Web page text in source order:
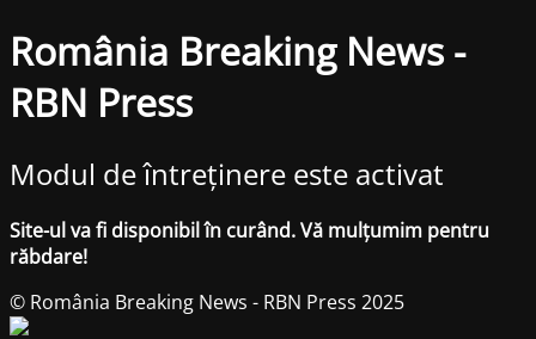
România Breaking News -
RBN Press
Modul de întreținere este activat
Site-ul va fi disponibil în curând. Vă mulțumim pentru
răbdare!
© România Breaking News - RBN Press 2025